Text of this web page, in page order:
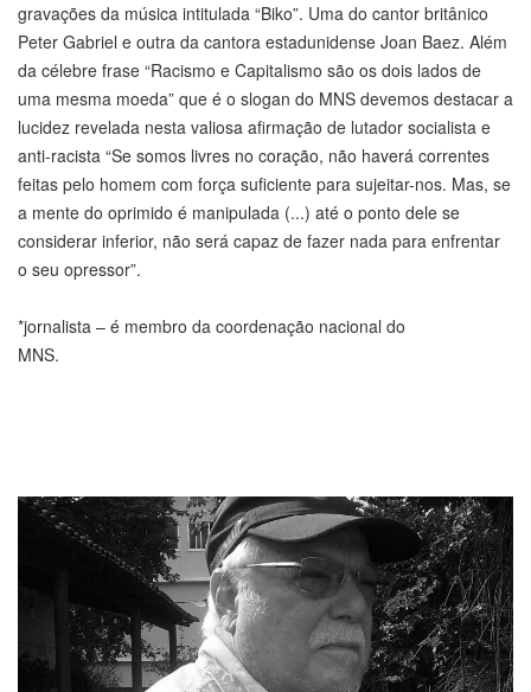
gravações da música intitulada “Biko”. Uma do cantor britânico
Peter Gabriel e outra da cantora estadunidense Joan Baez. Além
da célebre frase “Racismo e Capitalismo são os dois lados de
uma mesma moeda” que é o slogan do MNS devemos destacar a
lucidez revelada nesta valiosa afirmação de lutador socialista e
anti-racista “Se somos livres no coração, não haverá correntes
feitas pelo homem com força suficiente para sujeitar-nos. Mas, se
a mente do oprimido é manipulada (...) até o ponto dele se
considerar inferior, não será capaz de fazer nada para enfrentar
o seu opressor”.
*jornalista – é membro da coordenação nacional do
MNS.